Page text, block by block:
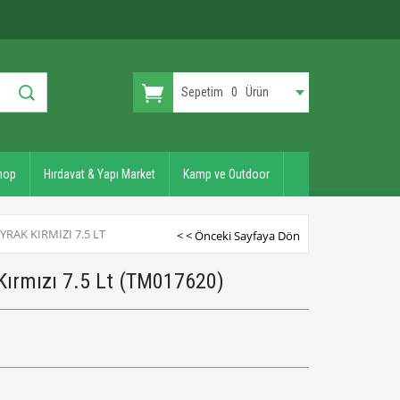
Sepetim 0 Ürün
Hırdavat & Yapı Market Kamp ve Outdoor
KIRMIZI 7.5 LT < < Önceki Sayfaya Dön
7.5 Lt (TM017620)